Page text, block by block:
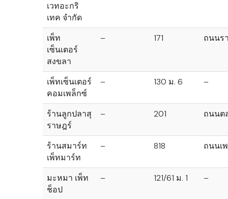
เวทอะกริ
เทค จำกัด
เพ็ท
เซ็นเตอร์
สงขลา
– 171 ถนนร
เพ็ทเซ็นเตอร์
คอมเพล็กซ์
– 130 ม. 6 –
ร้านลูกปลาสุ
ราษฎร์
– 201 ถนนต
ร้านสมาร์ท
เพ็ทมาร์ท
– 818 ถนนเ
มะหมา เพ็ท
ช็อป
– 121/61 ม. 1 –